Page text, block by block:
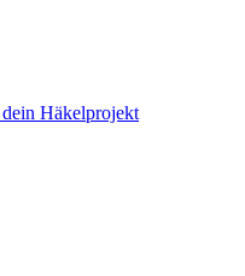
dein Häkelprojekt